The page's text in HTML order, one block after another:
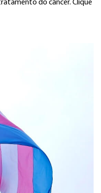
do câncer. Clique